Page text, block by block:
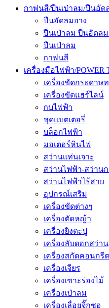
กาพ่นสี/ปืนเป่าลม/ปืนอัด
ปืนอัดลมยาง
ปืนเป่าลม ปืนอัดลม
ปืนเป่าลม
กาพ่นสี
เครื่องมือไฟฟ้า/POWER
เครื่องขัดกระดาษ
เครื่องขัดแฮร์ไลน์
กบไฟฟ้า
ชุดแบตเตอรี่
บล็อกไฟฟ้า
มอเตอร์หินไฟ
สว่านแท่นเจาะ
สว่านไฟฟ้า-สว่าน
สว่านไฟฟ้าไร้สาย
อุปกรณ์เสริม
เครื่องขัดต่างๆ
เครื่องตัดหญ้า
เครื่องยิงตะปู
เครื่องลับดอกสว่าน
เครื่องสกัดคอนกรีต
เครื่องเจียร
เครื่องเซาะร่องไม้
เครื่องเป่าลม
เครื่องเลื่อยจิ๊กซอ